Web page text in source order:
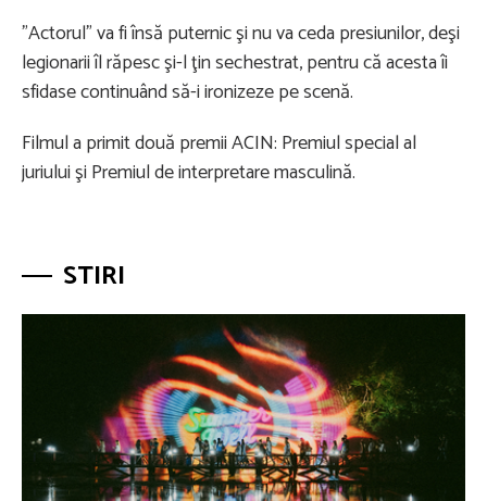
"Actorul" va fi însă puternic şi nu va ceda presiunilor, deşi
legionarii îl răpesc şi-l ţin sechestrat, pentru că acesta îi
sfidase continuând să-i ironizeze pe scenă.
Filmul a primit două premii ACIN: Premiul special al
juriului şi Premiul de interpretare masculină.
STIRI